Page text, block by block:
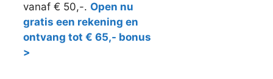
vanaf € 50,-. Open nu
gratis een rekening en
ontvang tot € 65,- bonus
>